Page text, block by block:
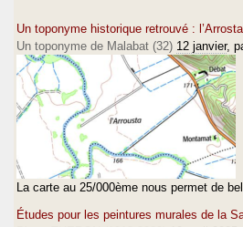
Un toponyme historique retrouvé :
Un toponyme de Malabat (32) 12 janvier,
La carte au 25/000ème nous permet de
Études pour les peintures murales de la